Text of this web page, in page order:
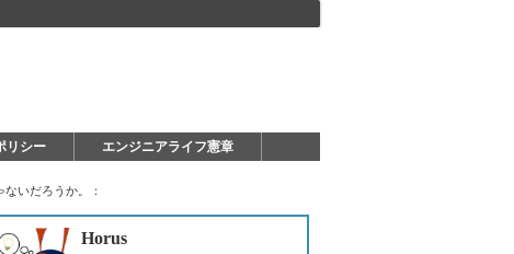
リシー エンジニアライフ憲章
いだろうか。：
Horus